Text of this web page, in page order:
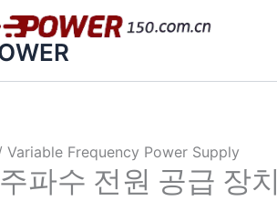
Variable Frequency Power Supply
파수 전원 공급 장치